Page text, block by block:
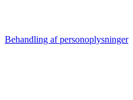
Behandling af personoplysninger